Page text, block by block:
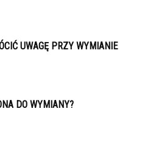
UWAGĘ PRZY WYMIANIE
DO WYMIANY?